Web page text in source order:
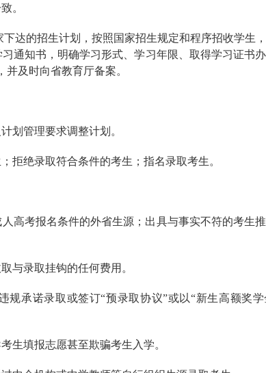
。
达的招生计划，按照国家招生规定和程序招收学生
通知书，明确学习形式、学习年限、取得学习证书
及时向省教育厅备案。
划管理要求调整计划。
拒绝录取符合条件的考生；指名录取考生。
高考报名条件的外省生源；出具与事实不符的考生
与录取挂钩的任何费用。
规承诺录取或签订“预录取协议”或以“新生高额奖
生填报志愿甚至欺骗考生入学。